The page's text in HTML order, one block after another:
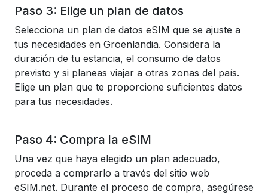
Paso 3: Elige un plan de datos
Selecciona un plan de datos eSIM que se ajuste a
tus necesidades en Groenlandia. Considera la
duración de tu estancia, el consumo de datos
previsto y si planeas viajar a otras zonas del país.
Elige un plan que te proporcione suficientes datos
para tus necesidades.
Paso 4: Compra la eSIM
Una vez que haya elegido un plan adecuado,
proceda a comprarlo a través del sitio web
eSIM.net. Durante el proceso de compra, asegúrese